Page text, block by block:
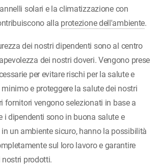
solari e la climatizzazione con
alla protezione dell'ambiente.
dei nostri dipendenti sono al centro
dei nostri doveri. Vengono prese
per evitare rischi per la salute e
e proteggere la salute dei nostri
fornitori vengono selezionati in base a
i dipendenti sono in buona salute e
un ambiente sicuro, hanno la possibilità
sul loro lavoro e garantire
prodotti.